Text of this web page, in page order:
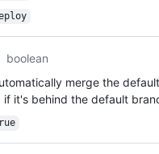
boolean
merge the
if it's behind the default